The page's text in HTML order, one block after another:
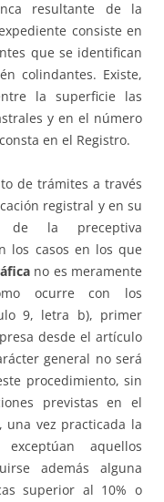
resultante de la
consiste en
que se identifican
colindantes. Existe,
la superficie las
y en el número
en el Registro.
de trámites a través
registral y en su
de la preceptiva
los casos en los que
no es meramente
ocurre con los
9, letra b), primer
desde el artículo
general no será
procedimiento, sin
previstas en el
vez practicada la
aquellos
además alguna
superior al 10% o